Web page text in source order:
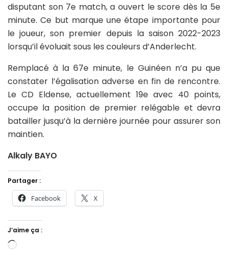
disputant son 7e match, a ouvert le score dès la 5e
minute. Ce but marque une étape importante pour
le joueur, son premier depuis la saison 2022-2023
lorsqu’il évoluait sous les couleurs d’Anderlecht.
Remplacé à la 67e minute, le Guinéen n’a pu que
constater l’égalisation adverse en fin de rencontre.
Le CD Eldense, actuellement 19e avec 40 points,
occupe la position de premier relégable et devra
batailler jusqu’à la dernière journée pour assurer son
maintien.
Alkaly BAYO
Partager :
Facebook X
J’aime ça :
Chargement…